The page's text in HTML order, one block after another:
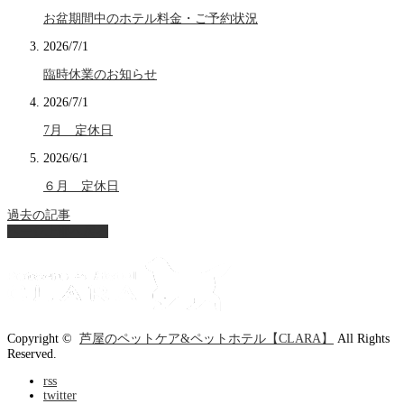
お盆期間中のホテル料金・ご予約状況
2026/7/1
臨時休業のお知らせ
2026/7/1
7月 定休日
2026/6/1
６月 定休日
過去の記事
Copyright © 芦屋のペットケア&ペットホテル【CLARA】
All Rights
Reserved.
rss
twitter